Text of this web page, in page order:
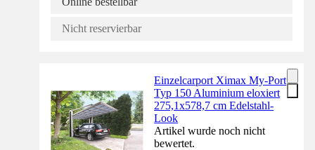
Nicht reservierbar
Einzelcarport Ximax My-Port
Typ 150 Aluminium eloxiert
275,1x578,7 cm Edelstahl-
Look
Artikel wurde noch nicht
bewertet.